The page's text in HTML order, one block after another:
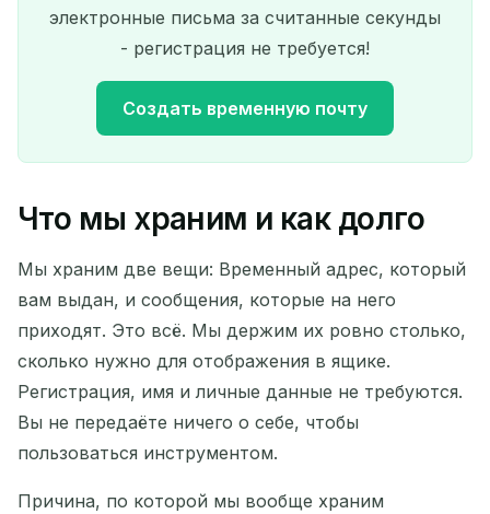
электронные письма за считанные секунды
- регистрация не требуется!
Создать временную почту
Ваш временный адрес
электронной почты:
Копировать QR
Что мы храним и как долго
Мы храним две вещи: Временный адрес, который
вам выдан, и сообщения, которые на него
приходят. Это всё. Мы держим их ровно столько,
сколько нужно для отображения в ящике.
Регистрация, имя и личные данные не требуются.
Вы не передаёте ничего о себе, чтобы
пользоваться инструментом.
Причина, по которой мы вообще храним